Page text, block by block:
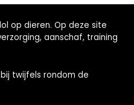
op dieren. Op deze site
aanschaf, training
twijfels rondom de